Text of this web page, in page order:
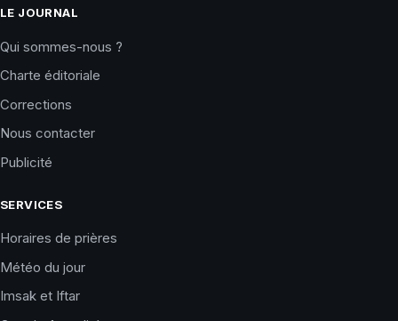
LE JOURNAL
Qui sommes-nous ?
Charte éditoriale
Corrections
Nous contacter
Publicité
SERVICES
Horaires de prières
Météo du jour
Imsak et Iftar